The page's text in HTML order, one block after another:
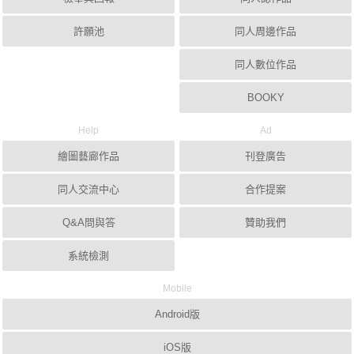
許願池 同人周邊作品
同人數位作品
BOOKY
Help
繪圖藝廊作品
同人交流中心
Q&A問與答
系統檢測
Ad
刊登廣告
合作提案
贊助我們
Mobile
Android版
iOS版